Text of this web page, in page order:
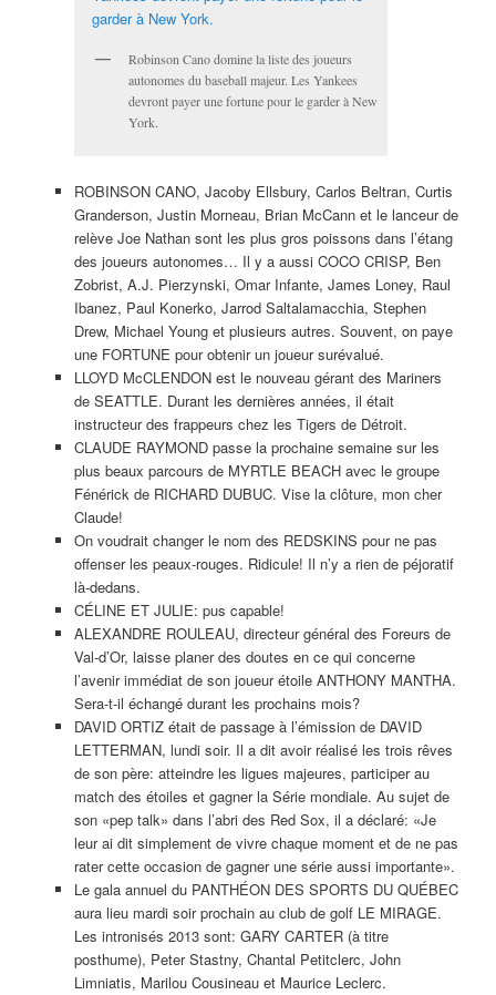
Robinson Cano domine la liste des joueurs
autonomes du baseball majeur. Les Yankees
devront payer une fortune pour le garder à New
York.
ROBINSON CANO, Jacoby Ellsbury, Carlos Beltran, Curtis
Granderson, Justin Morneau, Brian McCann et le lanceur de
relève Joe Nathan sont les plus gros poissons dans l’étang
des joueurs autonomes… Il y a aussi COCO CRISP, Ben
Zobrist, A.J. Pierzynski, Omar Infante, James Loney, Raul
Ibanez, Paul Konerko, Jarrod Saltalamacchia, Stephen
Drew, Michael Young et plusieurs autres. Souvent, on paye
une FORTUNE pour obtenir un joueur surévalué.
LLOYD McCLENDON est le nouveau gérant des Mariners
de SEATTLE. Durant les dernières années, il était
instructeur des frappeurs chez les Tigers de Détroit.
CLAUDE RAYMOND passe la prochaine semaine sur les
plus beaux parcours de MYRTLE BEACH avec le groupe
Fénérick de RICHARD DUBUC. Vise la clôture, mon cher
Claude!
On voudrait changer le nom des REDSKINS pour ne pas
offenser les peaux-rouges. Ridicule! Il n’y a rien de péjoratif
là-dedans.
CÉLINE ET JULIE: pus capable!
ALEXANDRE ROULEAU, directeur général des Foreurs de
Val-d’Or, laisse planer des doutes en ce qui concerne
l’avenir immédiat de son joueur étoile ANTHONY MANTHA.
Sera-t-il échangé durant les prochains mois?
DAVID ORTIZ était de passage à l’émission de DAVID
LETTERMAN, lundi soir. Il a dit avoir réalisé les trois rêves
de son père: atteindre les ligues majeures, participer au
match des étoiles et gagner la Série mondiale. Au sujet de
son «pep talk» dans l’abri des Red Sox, il a déclaré: «Je
leur ai dit simplement de vivre chaque moment et de ne pas
rater cette occasion de gagner une série aussi importante».
Le gala annuel du PANTHÉON DES SPORTS DU QUÉBEC
aura lieu mardi soir prochain au club de golf LE MIRAGE.
Les intronisés 2013 sont: GARY CARTER (à titre
posthume), Peter Stastny, Chantal Petitclerc, John
Limniatis, Marilou Cousineau et Maurice Leclerc.